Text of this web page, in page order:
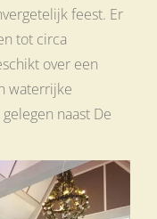
feest. Er
tot circa
over een
waterrijke
naast De